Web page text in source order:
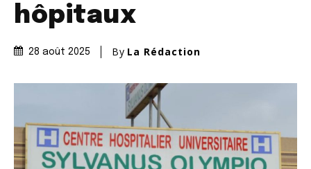
hôpitaux
28 août 2025 By La Rédaction